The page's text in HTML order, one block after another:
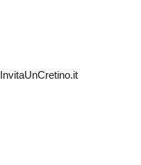
InvitaUnCretino.it